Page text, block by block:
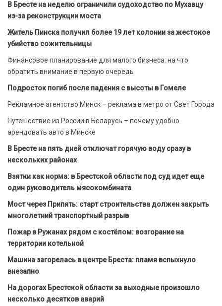
В Бресте на неделю ограничили судоходство по Мухавцу
из-за реконструкции моста
Житель Пинска получил более 19 лет колонии за жестокое
убийство сожительницы
Финансовое планирование для малого бизнеса: на что
обратить внимание в первую очередь
Подросток погиб после падения с высоты в Гомеле
Рекламное агентство Минск – реклама в метро от Свет Города
Путешествие из России в Беларусь – почему удобно
арендовать авто в Минске
В Бресте на пять дней отключат горячую воду сразу в
нескольких районах
Взятки как норма: в Брестской области под суд идет еще
один руководитель мясокомбината
Мост через Припять: старт строительства должен закрыть
многолетний транспортный разрыв
Пожар в Ружанах рядом с костёлом: возгорание на
территории котельной
Машина загорелась в центре Бреста: пламя вспыхнуло
внезапно
На дорогах Брестской области за выходные произошло
несколько десятков аварий